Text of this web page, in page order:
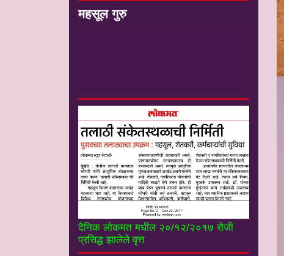
महसूल गुरु
उपजिल्हाधिकारी यांचे ”महसूल गुरू” you tube
चॅनल----------------------
दैनिक लोकमत मधील २०/१२/२०१७ रोजी
प्रसिद्ध झालेले वृत्त